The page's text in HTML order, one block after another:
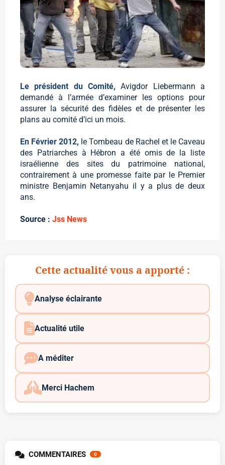
Le président du Comité,Avigdor Liebermann a
demandé à l’armée d’examiner les options pour
assurer la sécurité des fidèles et de présenter les
plans au comité d’ici un mois.
En Février 2012, le Tombeau de Rachel et le Caveau
des Patriarches à Hébron a été omis de la liste
israélienne des sites du patrimoine national,
contrairement à une promesse faite par le Premier
ministre Benjamin Netanyahu il y a plus de deux
ans.
Source : Jss News
Cette actualité vous a apporté :
Analyse éclairante
Actualité utile
A méditer
Merci Hachem
COMMENTAIRES 0